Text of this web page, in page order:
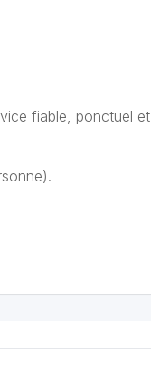
fiable, ponctuel et